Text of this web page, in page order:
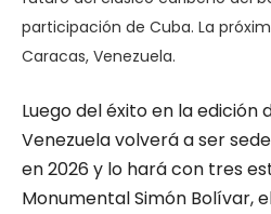
participación de Cuba. La
Caracas, Venezuela.
Luego del éxito en la edición
Venezuela volverá a ser
en 2026 y lo hará con tres
Monumental Simón Bolívar,